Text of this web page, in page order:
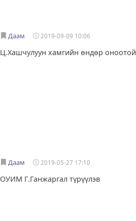
Даам 2019-09-09 10:06
Ц.Хашчулуун хамгийн өндөр оноотой
Даам 2019-05-27 17:10
ОУИМ Г.Ганжаргал түрүүлэв